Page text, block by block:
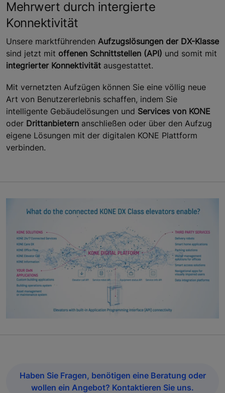
Mehrwert durch intergierte
Konnektivität
Unsere marktführenden Aufzugslösungen der DX-Klasse
sind jetzt mit offenen Schnittstellen (API) und somit mit
integrierter Konnektivität ausgestattet.
Mit vernetzten Aufzügen können Sie eine völlig neue
Art von Benutzererlebnis schaffen, indem Sie
intelligente Gebäudelösungen und Services von KONE
oder Drittanbietern anschließen oder über den Aufzug
eigene Lösungen mit der digitalen KONE Plattform
verbinden.
Haben Sie Fragen, benötigen eine Beratung oder
wollen ein Angebot? Kontaktieren Sie uns.